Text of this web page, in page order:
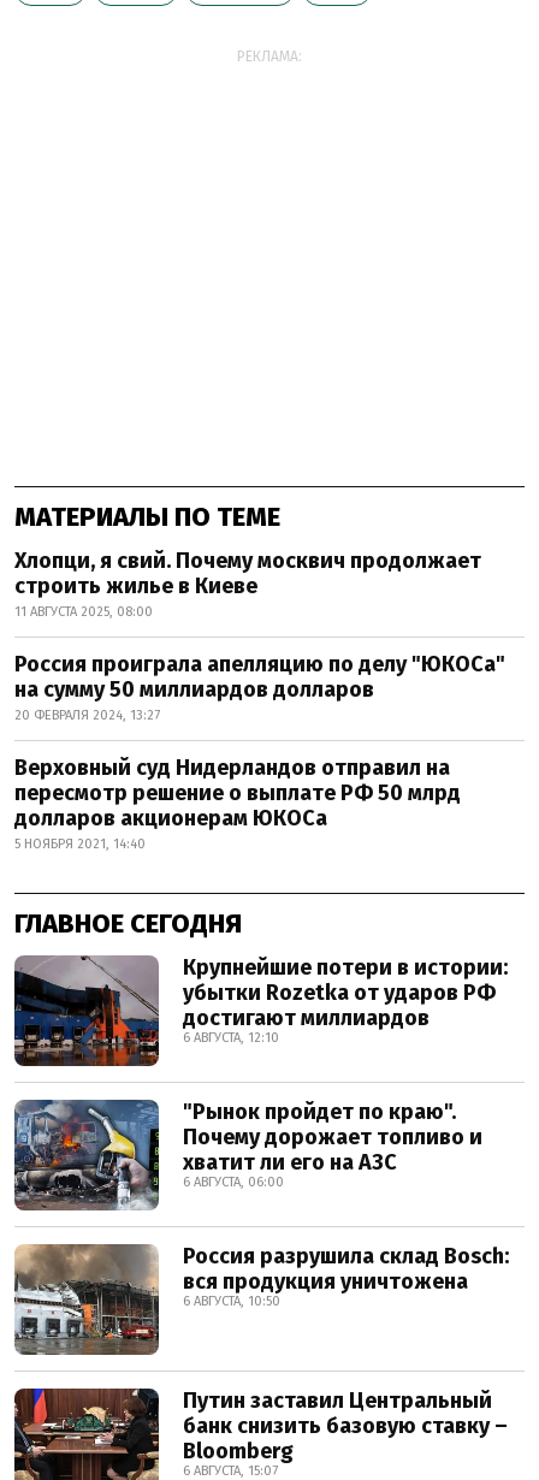
РЕКЛАМА:
МАТЕРИАЛЫ ПО ТЕМЕ
Хлопци, я свий. Почему москвич продолжает
строить жилье в Киеве
11 АВГУСТА 2025, 08:00
Россия проиграла апелляцию по делу "ЮКОСа"
на сумму 50 миллиардов долларов
20 ФЕВРАЛЯ 2024, 13:27
Верховный суд Нидерландов отправил на
пересмотр решение о выплате РФ 50 млрд
долларов акционерам ЮКОСа
5 НОЯБРЯ 2021, 14:40
ГЛАВНОЕ СЕГОДНЯ
Крупнейшие потери в истории:
убытки Rozetka от ударов РФ
достигают миллиардов
6 АВГУСТА, 12:10
"Рынок пройдет по краю".
Почему дорожает топливо и
хватит ли его на АЗС
6 АВГУСТА, 06:00
Россия разрушила склад Bosch:
вся продукция уничтожена
6 АВГУСТА, 10:50
Путин заставил Центральный
банк снизить базовую ставку –
Bloomberg
6 АВГУСТА, 15:07